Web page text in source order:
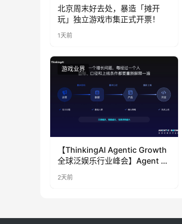
北京周末好去处，暴造「摊开
玩」独立游戏市集正式开票！
1天前
游戏业界
【ThinkingAI Agentic Growth
全球泛娱乐行业峰会】Agent 时
2天前